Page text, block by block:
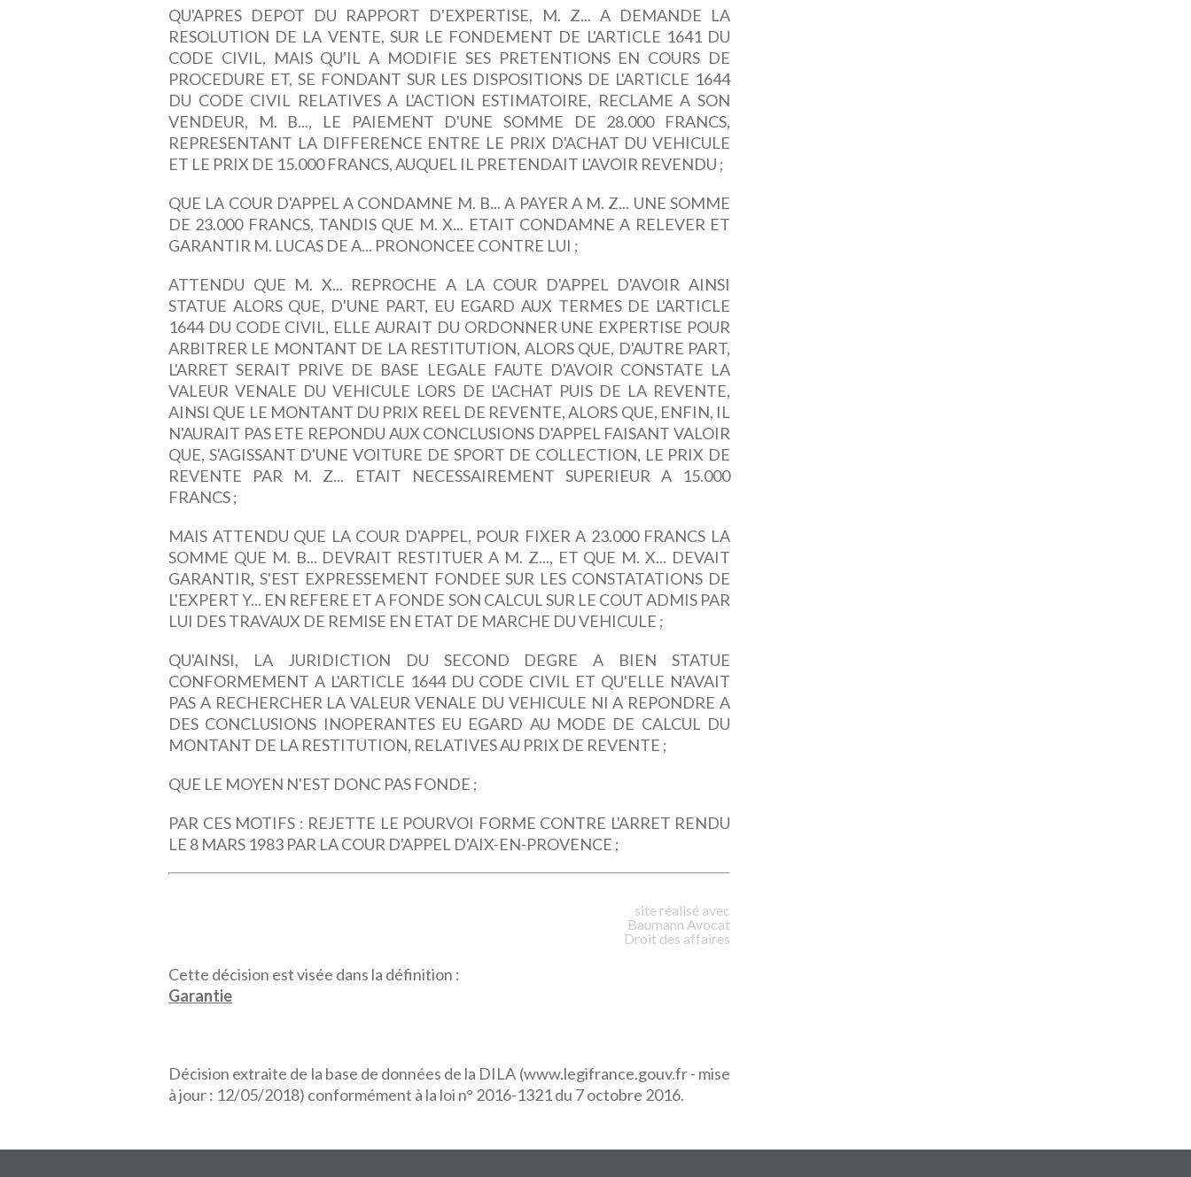
QU'APRES DEPOT DU RAPPORT D'EXPERTISE, M. Z... A DEMANDE LA
RESOLUTION DE LA VENTE, SUR LE FONDEMENT DE L'ARTICLE 1641 DU
CODE CIVIL, MAIS QU'IL A MODIFIE SES PRETENTIONS EN COURS DE
PROCEDURE ET, SE FONDANT SUR LES DISPOSITIONS DE L'ARTICLE 1644
DU CODE CIVIL RELATIVES A L'ACTION ESTIMATOIRE, RECLAME A SON
VENDEUR, M. B..., LE PAIEMENT D'UNE SOMME DE 28.000 FRANCS,
REPRESENTANT LA DIFFERENCE ENTRE LE PRIX D'ACHAT DU VEHICULE
ET LE PRIX DE 15.000 FRANCS, AUQUEL IL PRETENDAIT L'AVOIR REVENDU ;
QUE LA COUR D'APPEL A CONDAMNE M. B... A PAYER A M. Z... UNE SOMME
DE 23.000 FRANCS, TANDIS QUE M. X... ETAIT CONDAMNE A RELEVER ET
GARANTIR M. LUCAS DE A... PRONONCEE CONTRE LUI ;
ATTENDU QUE M. X... REPROCHE A LA COUR D'APPEL D'AVOIR AINSI
STATUE ALORS QUE, D'UNE PART, EU EGARD AUX TERMES DE L'ARTICLE
1644 DU CODE CIVIL, ELLE AURAIT DU ORDONNER UNE EXPERTISE POUR
ARBITRER LE MONTANT DE LA RESTITUTION, ALORS QUE, D'AUTRE PART,
L'ARRET SERAIT PRIVE DE BASE LEGALE FAUTE D'AVOIR CONSTATE LA
VALEUR VENALE DU VEHICULE LORS DE L'ACHAT PUIS DE LA REVENTE,
AINSI QUE LE MONTANT DU PRIX REEL DE REVENTE, ALORS QUE, ENFIN, IL
N'AURAIT PAS ETE REPONDU AUX CONCLUSIONS D'APPEL FAISANT VALOIR
QUE, S'AGISSANT D'UNE VOITURE DE SPORT DE COLLECTION, LE PRIX DE
REVENTE PAR M. Z... ETAIT NECESSAIREMENT SUPERIEUR A 15.000
FRANCS ;
MAIS ATTENDU QUE LA COUR D'APPEL, POUR FIXER A 23.000 FRANCS LA
SOMME QUE M. B... DEVRAIT RESTITUER A M. Z..., ET QUE M. X... DEVAIT
GARANTIR, S'EST EXPRESSEMENT FONDEE SUR LES CONSTATATIONS DE
L'EXPERT Y... EN REFERE ET A FONDE SON CALCUL SUR LE COUT ADMIS PAR
LUI DES TRAVAUX DE REMISE EN ETAT DE MARCHE DU VEHICULE ;
QU'AINSI, LA JURIDICTION DU SECOND DEGRE A BIEN STATUE
CONFORMEMENT A L'ARTICLE 1644 DU CODE CIVIL ET QU'ELLE N'AVAIT
PAS A RECHERCHER LA VALEUR VENALE DU VEHICULE NI A REPONDRE A
DES CONCLUSIONS INOPERANTES EU EGARD AU MODE DE CALCUL DU
MONTANT DE LA RESTITUTION, RELATIVES AU PRIX DE REVENTE ;
QUE LE MOYEN N'EST DONC PAS FONDE ;
PAR CES MOTIFS : REJETTE LE POURVOI FORME CONTRE L'ARRET RENDU
LE 8 MARS 1983 PAR LA COUR D'APPEL D'AIX-EN-PROVENCE ;
site réalisé avec
Baumann Avocat
Droit des affaires
Cette décision est visée dans la définition :
Garantie
Décision extraite de la base de données de la DILA (www.legifrance.gouv.fr - mise
à jour : 12/05/2018) conformément à la loi n° 2016-1321 du 7 octobre 2016.